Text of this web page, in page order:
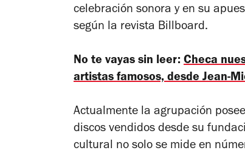
celebración sonora y en su
según la revista Billboard.
No te vayas sin leer: Checa
artistas famosos, desde Jean-
Actualmente la agrupación
discos vendidos desde su
cultural no solo se mide en